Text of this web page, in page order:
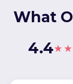
What
4.4